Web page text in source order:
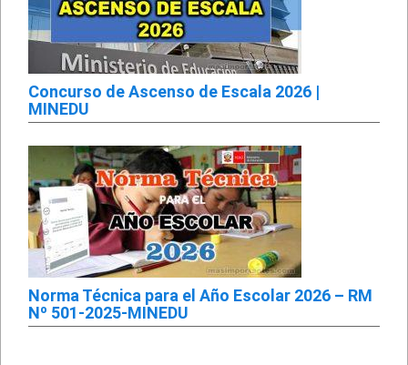
Concurso de Ascenso de Escala 2026 |
MINEDU
Norma Técnica para el Año Escolar 2026 – RM
Nº 501-2025-MINEDU